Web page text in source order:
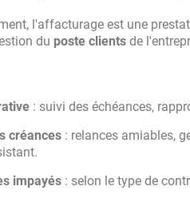
l'affacturage est une
du poste clients de
: suivi des échéances,
créances : relances amiables,
impayés : selon le type de